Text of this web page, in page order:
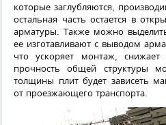
которые заглубляются,
остальная часть остается в
арматуры. Также можно
ее изготавливают с выводом
что ускоряет монтаж,
прочность общей структуры
толщины плит будет зависеть
от проезжающего транспорта.